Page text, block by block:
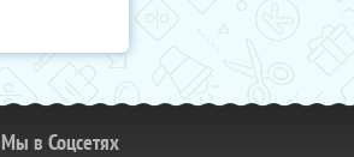
Мы в Соцсетях